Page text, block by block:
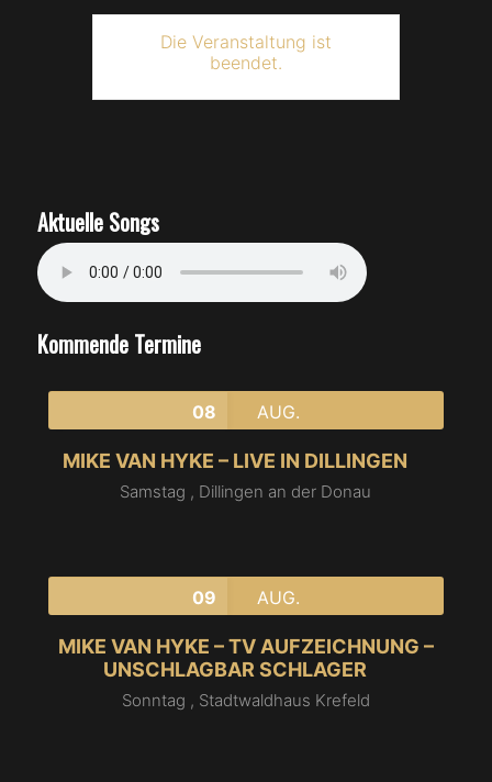
Die Veranstaltung ist
beendet.
Aktuelle Songs
Kommende Termine
08 AUG.
MIKE VAN HYKE – LIVE IN DILLINGEN
Samstag , Dillingen an der Donau
09 AUG.
MIKE VAN HYKE – TV AUFZEICHNUNG –
UNSCHLAGBAR SCHLAGER
Sonntag , Stadtwaldhaus Krefeld